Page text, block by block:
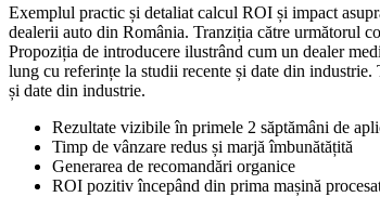
Exemplul practic și detaliat calcul ROI și impact
dealerii auto din România. Tranziția către următorul
Propoziția de introducere ilustrând cum un dealer
lung cu referințe la studii recente și date din
și date din industrie.
Rezultate vizibile în primele 2 săptămâni de
Timp de vânzare redus și marjă îmbunătățită
Generarea de recomandări organice
ROI pozitiv începând din prima mașină